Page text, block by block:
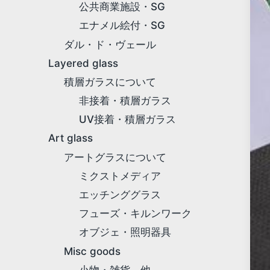
公共商業施設・SG
エナメル絵付・SG
ダル・ド・ヴェール
Layered glass
積層ガラスについて
非接着・積層ガラス
UV接着・積層ガラス
Art glass
アートグラスについて
ミクストメディア
エッチンググラス
フューズ・キルンワーク
オブジェ・照明器具
Misc goods